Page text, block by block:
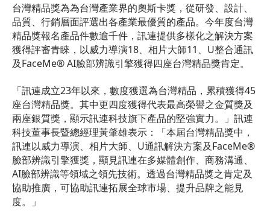
台灣精品獎為為台灣產業界的奧斯卡獎，從研發、設計、
品質、行銷層面評選出各產業最優質的產品。今年度台灣
精品獎報名產品件數逾千件，訊連提供多樣化之解決方案
獲得評審青睞，以威力導演18、相片大師11、U整合通訊
及FaceMe® AI臉部辨識引擎獲得四座台灣精品獎肯定。
「訊連成立23年以來，數度獲選為台灣精品，累積獲得45
座台灣精品獎。其中更四度獲得代表最高榮譽之金質獎及
兩座銀質獎，顯示訊連科技旗下產品的堅強實力。」訊連
科技董事長暨總經理黃肇雄表示：「本屆台灣精品獎中，
訊連以威力導演、相片大師、U通訊解決方案及FaceMe®
臉部辨識引擎獲獎，顯見訊連在多媒體創作、商務溝通、
AI臉部辨識等領域之領先技術。透過台灣精品獎之肯定及
協助推廣，可協助訊連拓展全球市場、提升品牌之能見
度。」